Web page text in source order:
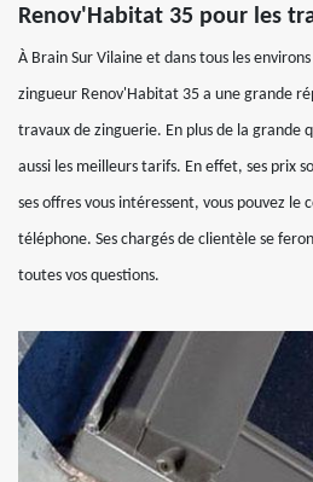
Renov'Habitat 35 pour les
À Brain Sur Vilaine et dans tous les
zingueur Renov'Habitat 35 a une grande
travaux de zinguerie. En plus de la grande
aussi les meilleurs tarifs. En effet, ses prix
ses offres vous intéressent, vous pouvez
téléphone. Ses chargés de clientèle se
toutes vos questions.